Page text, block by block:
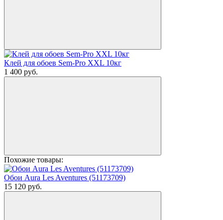
Клей для обоев Sem-Pro XXL 10кг
1 400 руб.
Похожие товары:
Обои Aura Les Aventures (51173709)
15 120 руб.